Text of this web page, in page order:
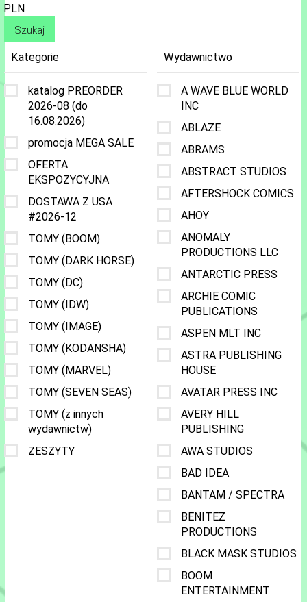
PLN
Kategorie
katalog PREORDER
2026-08 (do
16.08.2026)
promocja MEGA SALE
OFERTA
EKSPOZYCYJNA
DOSTAWA Z USA
#2026-12
TOMY (BOOM)
TOMY (DARK HORSE)
TOMY (DC)
TOMY (IDW)
TOMY (IMAGE)
TOMY (KODANSHA)
TOMY (MARVEL)
TOMY (SEVEN SEAS)
TOMY (z innych
wydawnictw)
ZESZYTY
Wydawnictwo
A WAVE BLUE WORLD
INC
ABLAZE
ABRAMS
ABSTRACT STUDIOS
AFTERSHOCK COMICS
AHOY
ANOMALY
PRODUCTIONS LLC
ANTARCTIC PRESS
ARCHIE COMIC
PUBLICATIONS
ASPEN MLT INC
ASTRA PUBLISHING
HOUSE
AVATAR PRESS INC
AVERY HILL
PUBLISHING
AWA STUDIOS
BAD IDEA
BANTAM / SPECTRA
BENITEZ
PRODUCTIONS
BLACK MASK STUDIOS
BOOM
ENTERTAINMENT